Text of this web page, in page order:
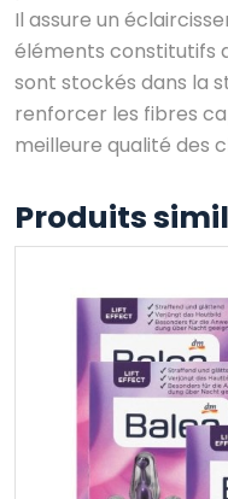
Il assure un
éléments constitutifs
sont stockés dans la
renforcer les fibres
meilleure qualité des
Produits